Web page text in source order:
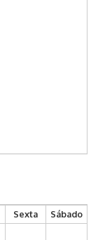
Sexta
Sábado